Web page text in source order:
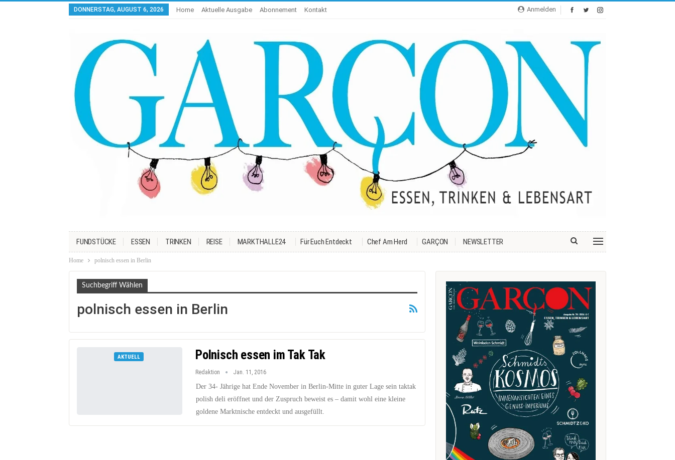
Anmelden
DONNERSTAG, AUGUST 6, 2026 Home Aktuelle Ausgabe Abonnement Kontakt
FUNDSTÜCKE ESSEN TRINKEN REISE MARKTHALLE24 Für Euch Entdeckt Chef Am Herd GARÇON NEWSLETTER
Home polnisch essen in Berlin
Suchbegriff Wählen
polnisch essen in Berlin
AKTUELL Polnisch essen im Tak Tak
Redaktion Jan. 11, 2016
Der 34- Jährige hat Ende November in Berlin-Mitte in guter Lage sein taktak
polish deli eröffnet und der Zuspruch beweist es – damit wohl eine kleine
goldene Marktnische entdeckt und ausgefüllt.